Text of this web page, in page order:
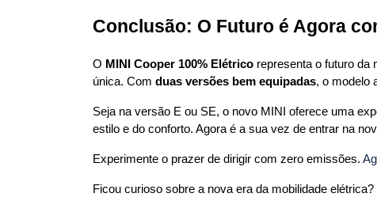
Conclusão: O Futuro é Agora
O MINI Cooper 100% Elétrico representa o futuro da
única. Com duas versões bem equipadas, o modelo
Seja na versão E ou SE, o novo MINI oferece uma
estilo e do conforto. Agora é a sua vez de entrar na
Experimente o prazer de dirigir com zero emissões.
Ficou curioso sobre a nova era da mobilidade elétrica?